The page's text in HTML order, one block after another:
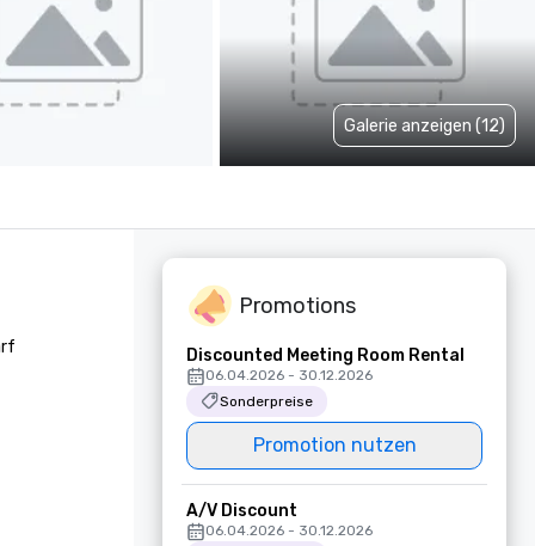
Galerie anzeigen (12)
Promotions
Discounted Meeting Room Rental
06.04.2026 - 30.12.2026
Sonderpreise
Promotion nutzen
A/V Discount
06.04.2026 - 30.12.2026